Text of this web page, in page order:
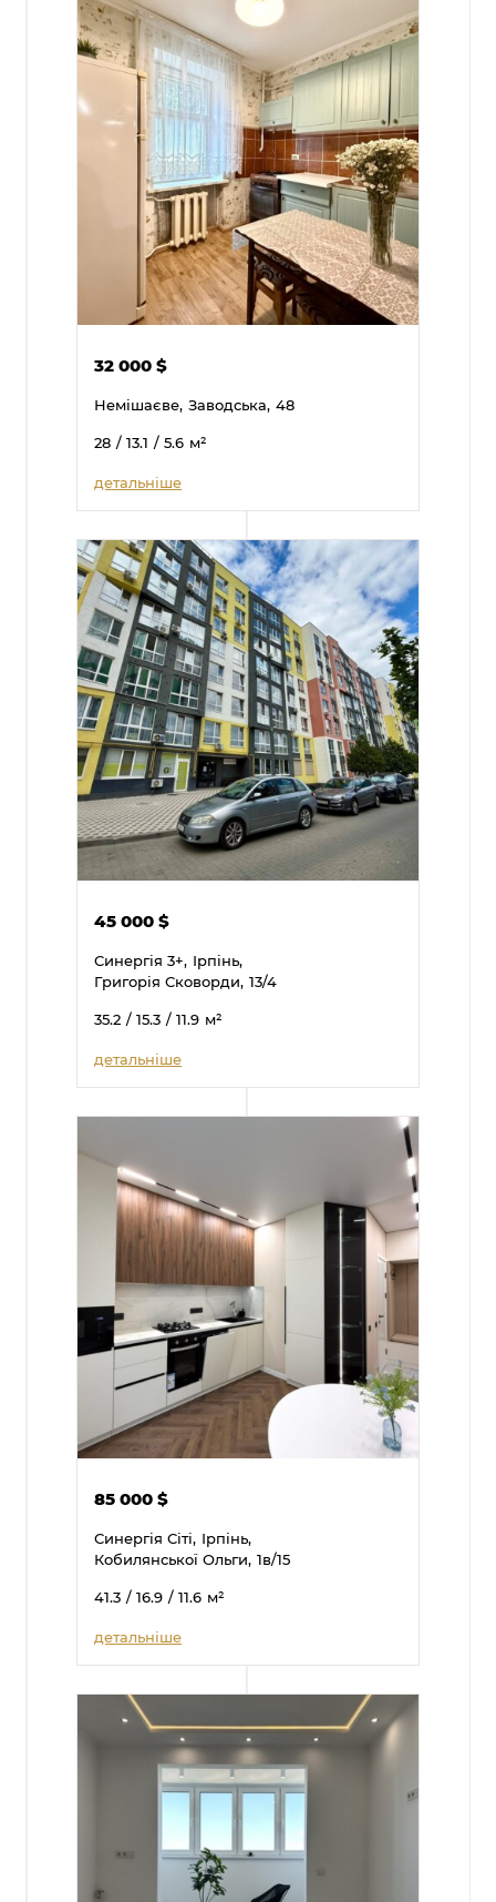
32 000$
Немішаєве, Заводська, 48
28 / 13.1 / 5.6 м²
детальніше
45 000$
Синергія 3+, Ірпінь,
Григорія Сковорди, 13/4
35.2 / 15.3 / 11.9 м²
детальніше
85 000$
Синергія Сіті, Ірпінь,
Кобилянської Ольги, 1в/15
41.3 / 16.9 / 11.6 м²
детальніше